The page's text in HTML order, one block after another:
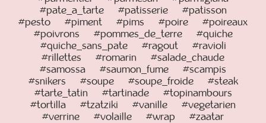
#pate_a_tarte
#patisserie
#patisson
#pesto
#piment #pims #poire
#poireaux
#poivrons
#pommes_de_terre
#quiche
#quiche_sans_pate
#ragout
#ravioli
#rillettes
#romarin
#salade_chaude
#samossa
#saumon_fume
#scampis
#snikers
#soupe #soupe_froide
#steak
#tarte_tatin
#tartinade
#topinambours
#tortilla
#tzatziki #vanille
#vegetarien
#verrine
#volaille #wrap #zaatar